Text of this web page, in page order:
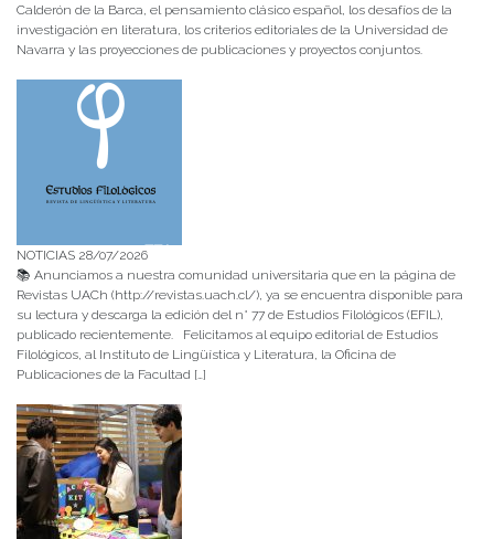
Calderón de la Barca, el pensamiento clásico español, los desafíos de la
investigación en literatura, los criterios editoriales de la Universidad de
Navarra y las proyecciones de publicaciones y proyectos conjuntos.
NOTICIAS 28/07/2026
📚 Anunciamos a nuestra comunidad universitaria que en la página de
Revistas UACh (http://revistas.uach.cl/), ya se encuentra disponible para
su lectura y descarga la edición del n° 77 de Estudios Filológicos (EFIL),
publicado recientemente. Felicitamos al equipo editorial de Estudios
Filológicos, al Instituto de Lingüística y Literatura, la Oficina de
Publicaciones de la Facultad […]